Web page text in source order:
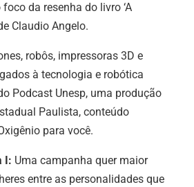
da resenha do livro ‘A
Claudio Angelo.
robôs, impressoras 3D e
à tecnologia e robótica
Podcast Unesp, uma produção
Paulista, conteúdo
para você.
I: Uma campanha quer maior
entre as personalidades que